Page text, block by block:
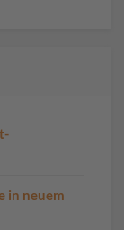
in neuem